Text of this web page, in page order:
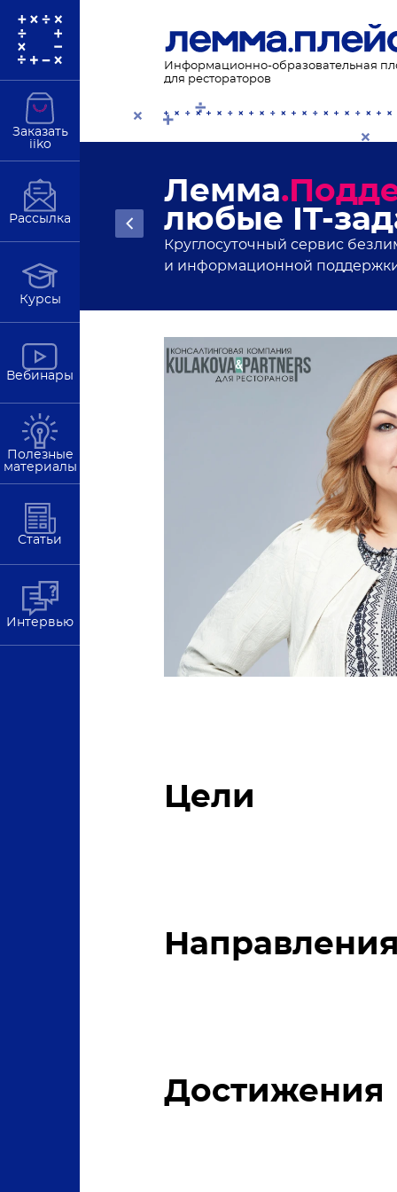
Заказать
iiko
Рассылка
Курсы
Вебинары
Полезные
материалы
Статьи
Интервью
Информационно-образовательная
для рестораторов
Подробнее
Новости
статьи и
В полезной рассылке от
Цели
Направления
Достижения